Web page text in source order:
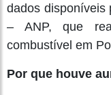
dados disponíveis
– ANP, que
combustível em
Por que houve